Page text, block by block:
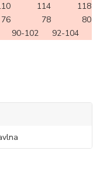
114
118
76 78
80
90-102 92-104